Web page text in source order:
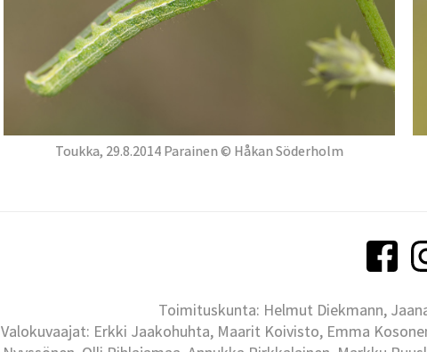
Toukka, 29.8.2014 Parainen © Håkan Söderholm
Toimituskunta: Helmut Diekmann,
Valokuvaajat: Erkki Jaakohuhta, Maarit Koivisto, Emma